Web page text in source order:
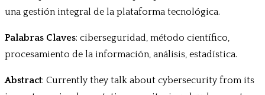
una gestión integral de la plataforma tecnológica.
Palabras Claves: ciberseguridad, método científico,
procesamiento de la información, análisis, estadística.
Abstract: Currently they talk about cybersecurity from its